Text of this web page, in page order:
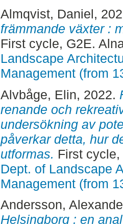
Almqvist, Daniel,
främmande växter :
First cycle, G2E.
Landscape
Management (from
Alvbåge, Elin, 2022.
renande och
undersökning av
påverkar detta, hur
utformas. First
Dept. of Landscape
Management (from
Andersson,
Helsingborg : en